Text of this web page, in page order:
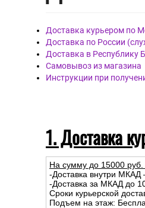
Доставка курьером по
Доставка по России
Доставка в Республику
Самовывоз из магазина
Инструкции при
1. Доставка
На сумму до 15000 руб.
-Доставка внутри МКАД
-Доставка за МКАД до
Сроки курьерской
Подъем на этаж: